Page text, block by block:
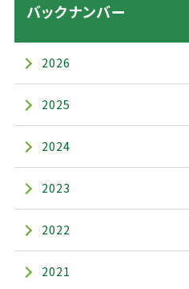
バックナンバー
2026
2025
2024
2023
2022
2021